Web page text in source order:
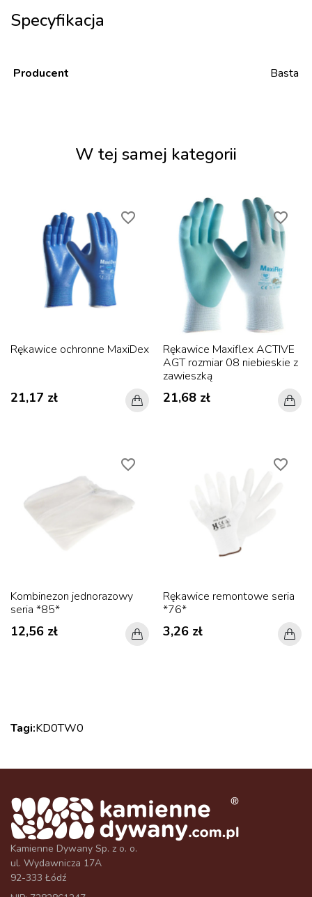
Specyfikacja
Producent Basta
W tej samej kategorii
favorite_border
Rękawice ochronne MaxiDex
21,17 zł
favorite_border
Rękawice Maxiflex ACTIVE
AGT rozmiar 08 niebieskie z
zawieszką
21,68 zł
favorite_border
Kombinezon jednorazowy
seria *85*
12,56 zł
favorite_border
Rękawice remontowe seria
*76*
3,26 zł
Tagi:KD0TW0
Kamienne Dywany Sp. z o. o.
ul. Wydawnicza 17A
92-333 Łódź